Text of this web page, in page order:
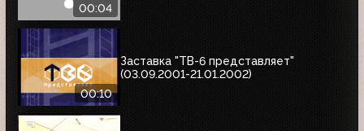
00:04
00:10
Заставка "ТВ-6 представляет"
(03.09.2001-21.01.2002)